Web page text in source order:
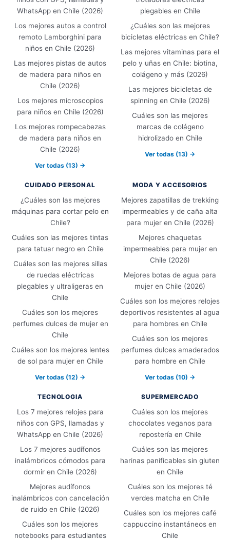
WhatsApp en Chile (2026)
Los mejores autos a control
remoto Lamborghini para
niños en Chile (2026)
Las mejores pistas de autos
de madera para niños en
Chile (2026)
Los mejores microscopios
para niños en Chile (2026)
Los mejores rompecabezas
de madera para niños en
Chile (2026)
Ver todas (13) →
plegables en Chile
¿Cuáles son las mejores
bicicletas eléctricas en Chile?
Las mejores vitaminas para el
pelo y uñas en Chile: biotina,
colágeno y más (2026)
Las mejores bicicletas de
spinning en Chile (2026)
Cuáles son las mejores
marcas de colágeno
hidrolizado en Chile
Ver todas (13) →
CUIDADO PERSONAL
¿Cuáles son las mejores
máquinas para cortar pelo en
Chile?
Cuáles son las mejores tintas
para tatuar negro en Chile
Cuáles son las mejores sillas
de ruedas eléctricas
plegables y ultraligeras en
Chile
Cuáles son los mejores
perfumes dulces de mujer en
Chile
Cuáles son los mejores lentes
de sol para mujer en Chile
Ver todas (12) →
MODA Y ACCESORIOS
Mejores zapatillas de trekking
impermeables y de caña alta
para mujer en Chile (2026)
Mejores chaquetas
impermeables para mujer en
Chile (2026)
Mejores botas de agua para
mujer en Chile (2026)
Cuáles son los mejores relojes
deportivos resistentes al agua
para hombres en Chile
Cuáles son los mejores
perfumes dulces amaderados
para hombre en Chile
Ver todas (10) →
TECNOLOGIA
Los 7 mejores relojes para
niños con GPS, llamadas y
WhatsApp en Chile (2026)
Los 7 mejores audífonos
inalámbricos cómodos para
dormir en Chile (2026)
Mejores audífonos
inalámbricos con cancelación
de ruido en Chile (2026)
Cuáles son los mejores
notebooks para estudiantes
SUPERMERCADO
Cuáles son los mejores
chocolates veganos para
repostería en Chile
Cuáles son las mejores
harinas panificables sin gluten
en Chile
Cuáles son los mejores té
verdes matcha en Chile
Cuáles son los mejores café
cappuccino instantáneos en
Chile